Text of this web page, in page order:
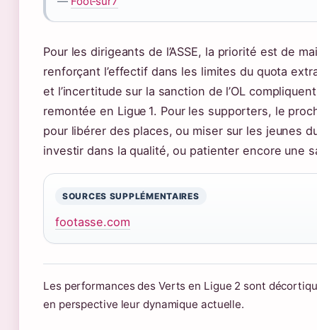
Pour les dirigeants de l’ASSE, la priorité est de
renforçant l’effectif dans les limites du quota
et l’incertitude sur la sanction de l’OL
remontée en Ligue 1. Pour les supporters, le
pour libérer des places, ou miser sur les jeunes
investir dans la qualité, ou patienter encore une
SOURCES SUPPLÉMENTAIRES
footasse.com
Les performances des Verts en Ligue 2 sont
en perspective leur dynamique actuelle.